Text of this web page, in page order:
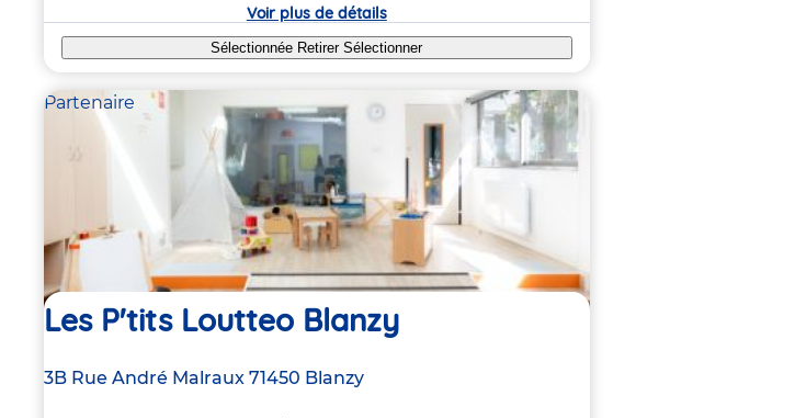
Voir plus de détails
Sélectionnée RetirerSélectionner
Partenaire
Les P'tits Loutteo Blanzy
Adresse
3B Rue André Malraux 71450 Blanzy